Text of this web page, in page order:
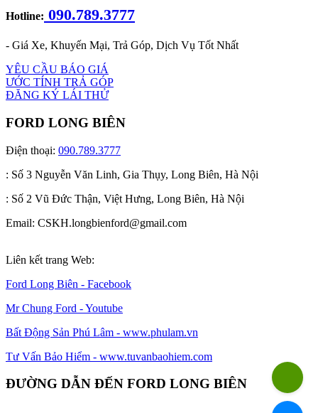
Hotline: 090.789.3777
- Giá Xe, Khuyến Mại, Trả Góp, Dịch Vụ Tốt Nhất
YÊU CẦU BÁO GIÁ
ƯỚC TÍNH TRẢ GÓP
ĐĂNG KÝ LÁI THỬ
FORD LONG BIÊN
Điện thoại: 090.789.3777
: Số 3 Nguyễn Văn Linh, Gia Thụy, Long Biên, Hà Nội
: Số 2 Vũ Đức Thận, Việt Hưng, Long Biên, Hà Nội
Email: CSKH.longbienford@gmail.com
Liên kết trang Web:
Ford Long Biên - Facebook
Mr Chung Ford - Youtube
Bất Động Sản Phú Lâm - www.phulam.vn
Tư Vấn Bảo Hiểm - www.tuvanbaohiem.com
ĐƯỜNG DẪN ĐẾN FORD LONG BIÊN